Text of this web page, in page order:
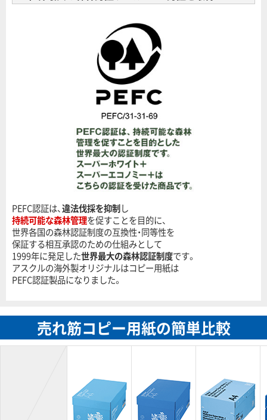
PEFC認証は、違法伐採を抑制し
持続可能な森林管理を促すことを目的に、
世界各国の森林認証制度の互換性・同等性を
保証する相互承認のための仕組みとして
1999年に発足した世界最大の森林認証制度です。
アスクルの海外製オリジナルはコピー用紙は
PEFC認証製品になりました。
売れ筋コピー用紙の簡単比較